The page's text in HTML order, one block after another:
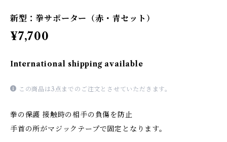
新型：拳サポーター（赤・青セット）
¥7,700
International shipping available
この商品は3点までのご注文とさせていただきます。
拳の保護 接触時の相手の負傷を防止
手首の所がマジックテープで固定となります。